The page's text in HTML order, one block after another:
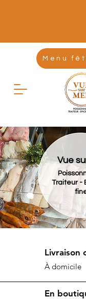
Menu
Vue
Traiteur -
Livraison
À domicile
En